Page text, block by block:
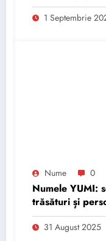
1 Septembrie
Nume 0
Numele YUMI:
trăsături și
31 August 2025